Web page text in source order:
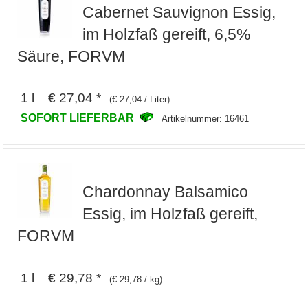
Cabernet Sauvignon Essig,
im Holzfaß gereift, 6,5%
Säure, FORVM
1 l € 27,04 * (€ 27,04 / Liter)
SOFORT LIEFERBAR Artikelnummer: 16461
Chardonnay Balsamico
Essig, im Holzfaß gereift,
FORVM
1 l € 29,78 * (€ 29,78 / kg)